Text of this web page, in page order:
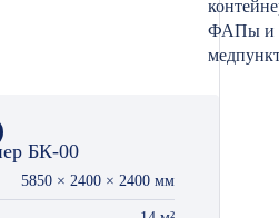
ФАПы и
БК-00
5850 × 2400 × 2400 мм